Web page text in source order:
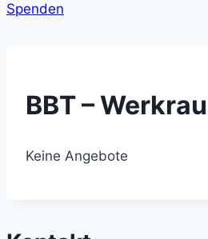
Spenden
BBT –
Keine Angebote